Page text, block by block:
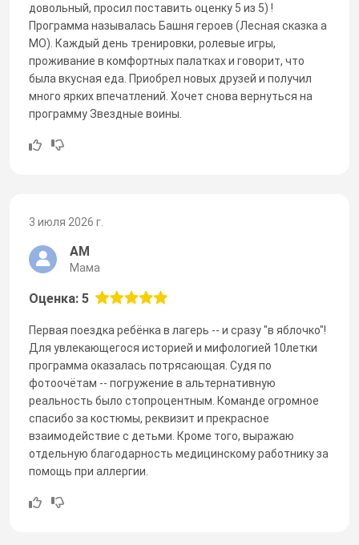
довольный, просил поставить оценку 5 из 5) !
Программа называлась Башня героев (Лесная сказка а
МО). Каждый день тренировки, ролевые игры,
проживание в комфортных палатках и говорит, что
была вкусная еда. Приобрел новых друзей и получил
много ярких впечатлений. Хочет снова вернуться на
программу Звездные воины.
3 июля 2026 г.
АМ
Мама
Оценка: 5
Первая поездка ребёнка в лагерь -- и сразу "в яблочко"!
Для увлекающегося историей и мифологией 10летки
программа оказалась потрясающая. Судя по
фотоочётам -- погружение в альтернативную
реальность было стопроцентным. Команде огромное
спасибо за костюмы, реквизит и прекрасное
взаимодействие с детьми. Кроме того, выражаю
отдельную благодарность медицинскому работнику за
помощь при аллергии.